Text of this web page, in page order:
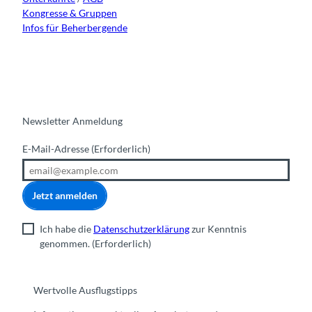
Kongresse & Gruppen
Infos für Beherbergende
Newsletter Anmeldung
E-Mail-Adresse (Erforderlich)
Jetzt anmelden
Ich habe die Datenschutzerklärungzur Kenntnis
genommen. (Erforderlich)
Wertvolle Ausflugstipps